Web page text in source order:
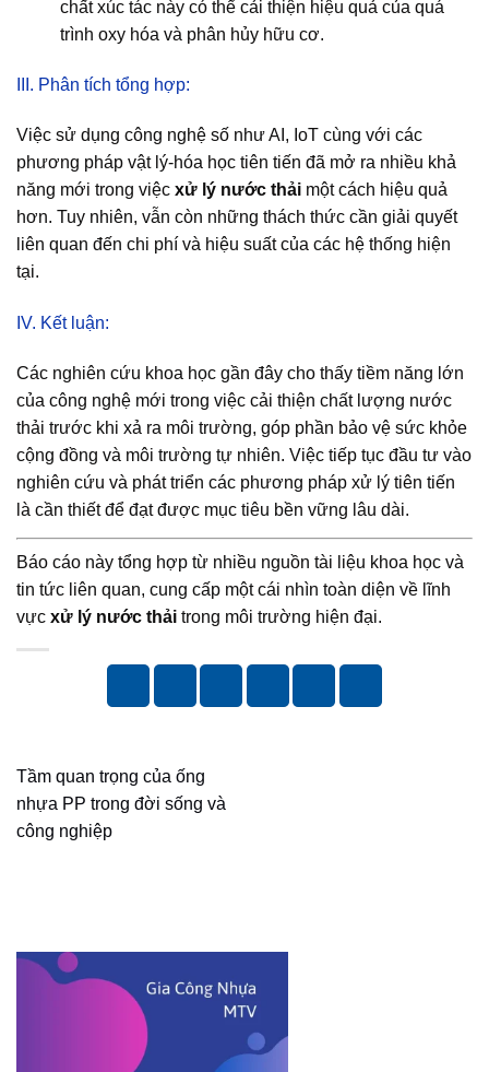
chất xúc tác này có thể cải thiện hiệu quả của quá
trình oxy hóa và phân hủy hữu cơ.
III. Phân tích tổng hợp:
Việc sử dụng công nghệ số như AI, IoT cùng với các
phương pháp vật lý-hóa học tiên tiến đã mở ra nhiều khả
năng mới trong việc xử lý nước thải một cách hiệu quả
hơn. Tuy nhiên, vẫn còn những thách thức cần giải quyết
liên quan đến chi phí và hiệu suất của các hệ thống hiện
tại.
IV. Kết luận:
Các nghiên cứu khoa học gần đây cho thấy tiềm năng lớn
của công nghệ mới trong việc cải thiện chất lượng nước
thải trước khi xả ra môi trường, góp phần bảo vệ sức khỏe
cộng đồng và môi trường tự nhiên. Việc tiếp tục đầu tư vào
nghiên cứu và phát triển các phương pháp xử lý tiên tiến
là cần thiết để đạt được mục tiêu bền vững lâu dài.
Báo cáo này tổng hợp từ nhiều nguồn tài liệu khoa học và
tin tức liên quan, cung cấp một cái nhìn toàn diện về lĩnh
vực xử lý nước thải trong môi trường hiện đại.
Tầm quan trọng của ống
nhựa PP trong đời sống và
công nghiệp